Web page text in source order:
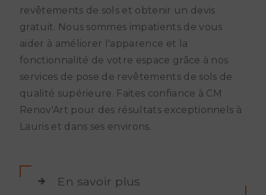
revêtements de sols et obtenir un devis
gratuit. Nous sommes impatients de vous
aider à améliorer l'apparence et la
fonctionnalité de votre espace grâce à nos
services de pose de revêtements de sols de
qualité supérieure. Faites confiance à CM
Renov'Art pour des résultats exceptionnels à
Lauris et dans ses environs.
En savoir plus